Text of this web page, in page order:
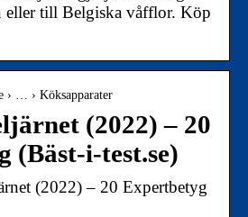
eller till Belgiska våfflor. Köp
› … › Köksapparater
(2022) – 20
(Bäst-i-test.se)
(2022) – 20 Expertbetyg